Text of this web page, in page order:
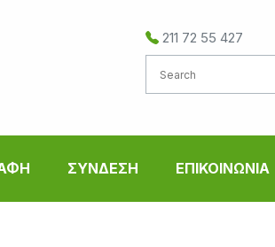
211 72 55 427
ΣΥΝΔΕΣΗ ΕΠΙΚΟΙΝΩΝΙΑ